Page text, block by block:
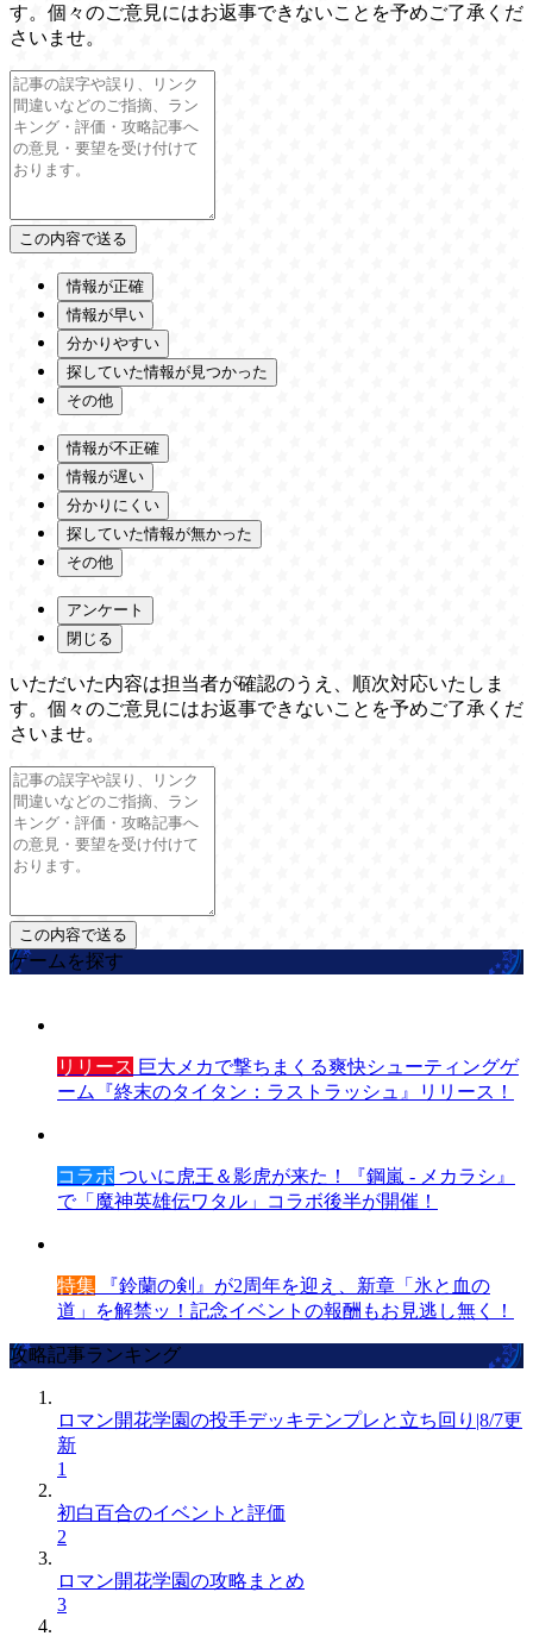
す。個々のご意見にはお返事できないことを予めご了承くだ
さいませ。
情報が正確
情報が早い
分かりやすい
探していた情報が見つかった
その他
情報が不正確
情報が遅い
分かりにくい
探していた情報が無かった
その他
アンケート
閉じる
いただいた内容は担当者が確認のうえ、順次対応いたしま
す。個々のご意見にはお返事できないことを予めご了承くだ
さいませ。
ゲームを探す
リリース 巨大メカで撃ちまくる爽快シューティングゲ
ーム『終末のタイタン：ラストラッシュ』リリース！
コラボ ついに虎王＆影虎が来た！『鋼嵐 - メカラシ』
で「魔神英雄伝ワタル」コラボ後半が開催！
特集 『鈴蘭の剣』が2周年を迎え、新章「氷と血の
道」を解禁ッ！記念イベントの報酬もお見逃し無く！
攻略記事ランキング
ロマン開花学園の投手デッキテンプレと立ち回り|8/7更
新
1
初白百合のイベントと評価
2
ロマン開花学園の攻略まとめ
3